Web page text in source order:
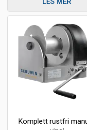
Komplett rustfri